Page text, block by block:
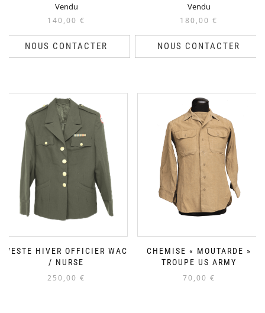
Vendu
140,00 €
NOUS CONTACTER
Vendu
180,00 €
NOUS CONTACTER
VESTE HIVER OFFICIER WAC
/ NURSE
250,00 €
CHEMISE « MOUTARDE »
TROUPE US ARMY
70,00 €